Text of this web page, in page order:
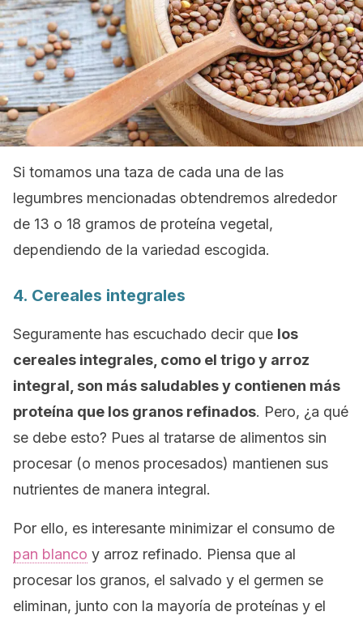
Si tomamos una taza de cada una de las
legumbres mencionadas obtendremos alrededor
de 13 o 18 gramos de proteína vegetal,
dependiendo de la variedad escogida.
4. Cereales integrales
Seguramente has escuchado decir que los
cereales integrales, como el trigo y arroz
integral, son más saludables y contienen más
proteína que los granos refinados. Pero, ¿a qué
se debe esto? Pues al tratarse de alimentos sin
procesar (o menos procesados) mantienen sus
nutrientes de manera integral.
Por ello, es interesante minimizar el consumo de
pan blanco y arroz refinado. Piensa que al
procesar los granos, el salvado y el germen se
eliminan, junto con la mayoría de proteínas y el